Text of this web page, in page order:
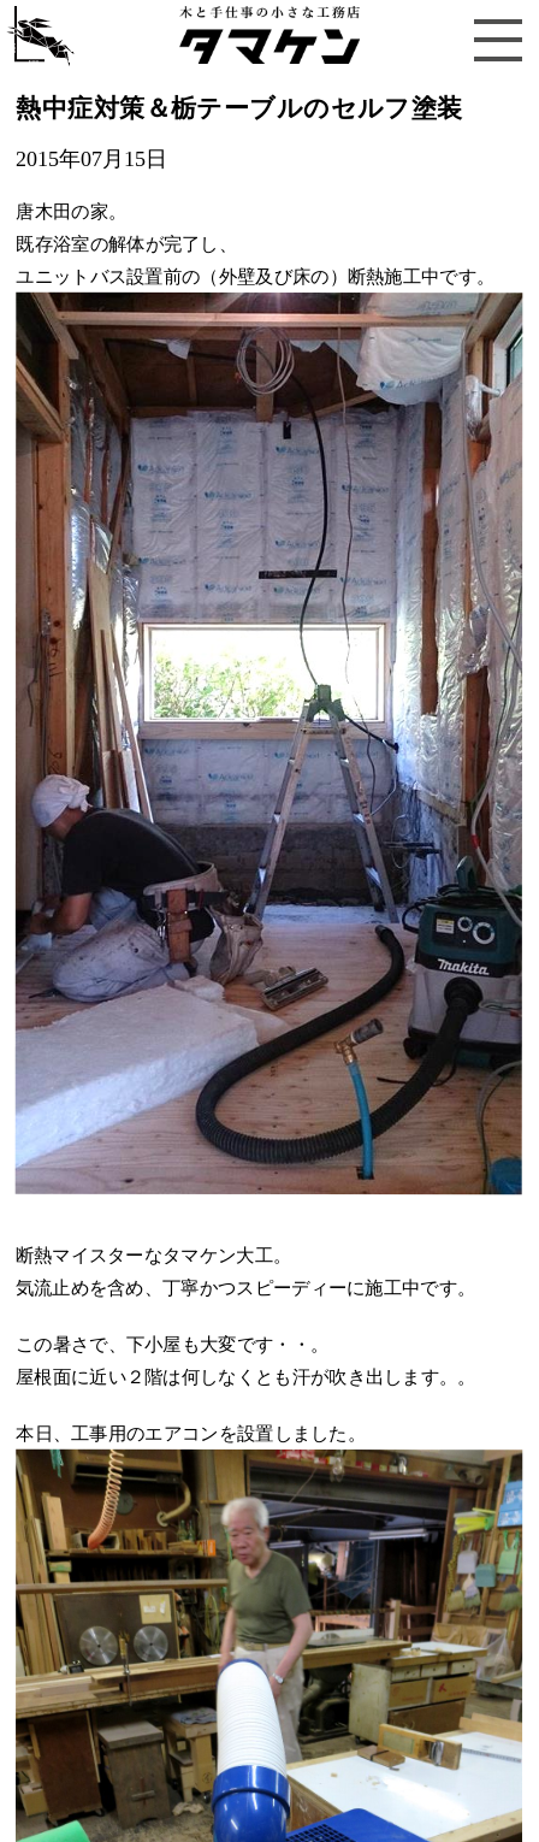
熱中症対策＆栃テーブルのセルフ塗装
2015年07月15日
唐木田の家。
既存浴室の解体が完了し、
ユニットバス設置前の（外壁及び床の）断熱施工中です。
断熱マイスターなタマケン大工。
気流止めを含め、丁寧かつスピーディーに施工中です。
この暑さで、下小屋も大変です・・。
屋根面に近い２階は何しなくとも汗が吹き出します。。
本日、工事用のエアコンを設置しました。